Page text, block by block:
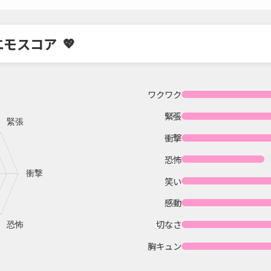
スコア
ワクワク
緊張
衝撃
恐怖
笑い
感動
切なさ
胸キュン